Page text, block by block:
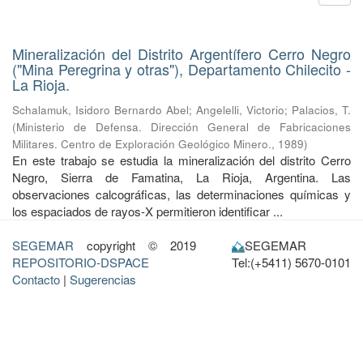
Mineralización del Distrito Argentífero Cerro Negro
("Mina Peregrina y otras"), Departamento Chilecito -
La Rioja.
Schalamuk, Isidoro Bernardo Abel; Angelelli, Victorio; Palacios, T.
(Ministerio de Defensa. Dirección General de Fabricaciones
Militares. Centro de Exploración Geológico Minero., 1989)
En este trabajo se estudia la mineralización del distrito Cerro
Negro, Sierra de Famatina, La Rioja, Argentina. Las
observaciones calcográficas, las determinaciones químicas y
los espaciados de rayos-X permitieron identificar ...
SEGEMAR copyright © 2019
REPOSITORIO-DSPACE
Contacto | Sugerencias
SEGEMAR
Tel:(+5411) 5670-0101